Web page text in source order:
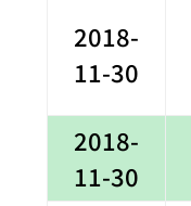
2018-
11-30
2018-
11-30